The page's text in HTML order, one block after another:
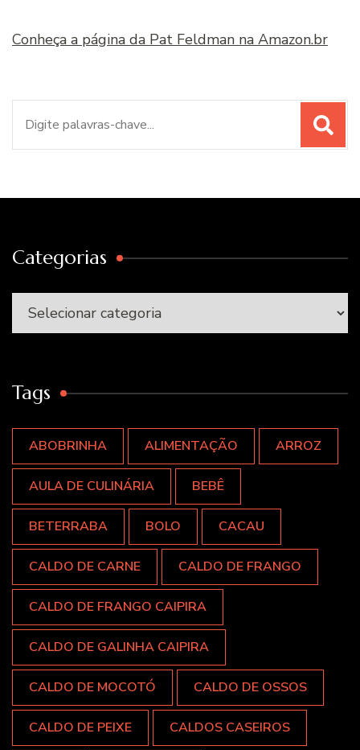
Conheça a página da Pat Feldman na Amazon.br
Categorias
Categorias
Tags
ABOBRINHA ALIMENTAÇÃO ARROZ
AULA DE CULINÁRIA BEBÊ
BETERRABA BOLO CACAU
CALDO DE CARNE CALDO DE FRANGO
CALDO DE FRANGO CAIPIRA
CALDO DE GALINHA CAIPIRA
CALDO DE MOCOTÓ CALDO DE OSSOS
CALDO DE PEIXE CALDOS CASEIROS